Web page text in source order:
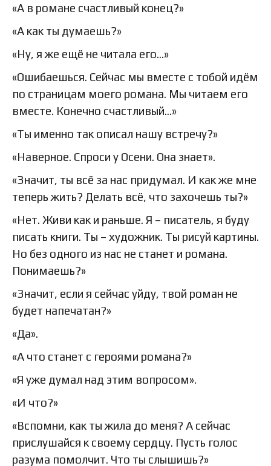
«А в романе счастливый конец?»
«А как ты думаешь?»
«Ну, я же ещё не читала его…»
«Ошибаешься. Сейчас мы вместе с тобой идём
по страницам моего романа. Мы читаем его
вместе. Конечно счастливый…»
«Ты именно так описал нашу встречу?»
«Наверное. Спроси у Осени. Она знает».
«Значит, ты всё за нас придумал. И как же мне
теперь жить? Делать всё, что захочешь ты?»
«Нет. Живи как и раньше. Я – писатель, я буду
писать книги. Ты – художник. Ты рисуй картины.
Но без одного из нас не станет и романа.
Понимаешь?»
«Значит, если я сейчас уйду, твой роман не
будет напечатан?»
«Да».
«А что станет с героями романа?»
«Я уже думал над этим вопросом».
«И что?»
«Вспомни, как ты жила до меня? А сейчас
прислушайся к своему сердцу. Пусть голос
разума помолчит. Что ты слышишь?»